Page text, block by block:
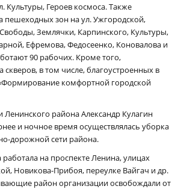
Культуры, Героев космоса. Также
пешеходных зон на ул. Ужгородской,
Землячки, Карпинского, Культуры,
Ефремова, Федосеенко, Коновалова и
90 рабочих. Кроме того,
скверов, в том числе, благоустроенных в
комфортной городской
Ленинского района Александр Кулагин
и ночное время осуществлялась уборка
дорожной сети района.
на проспекте Ленина, улицах
Новикова-Прибоя, переулке Вайгач и др.
район организации освобождали от